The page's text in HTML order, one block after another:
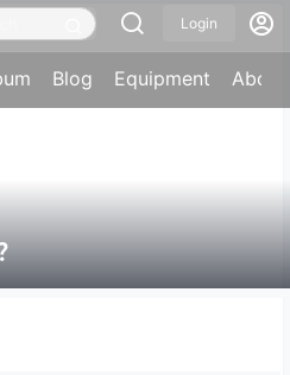
Blog Equipment About
Login